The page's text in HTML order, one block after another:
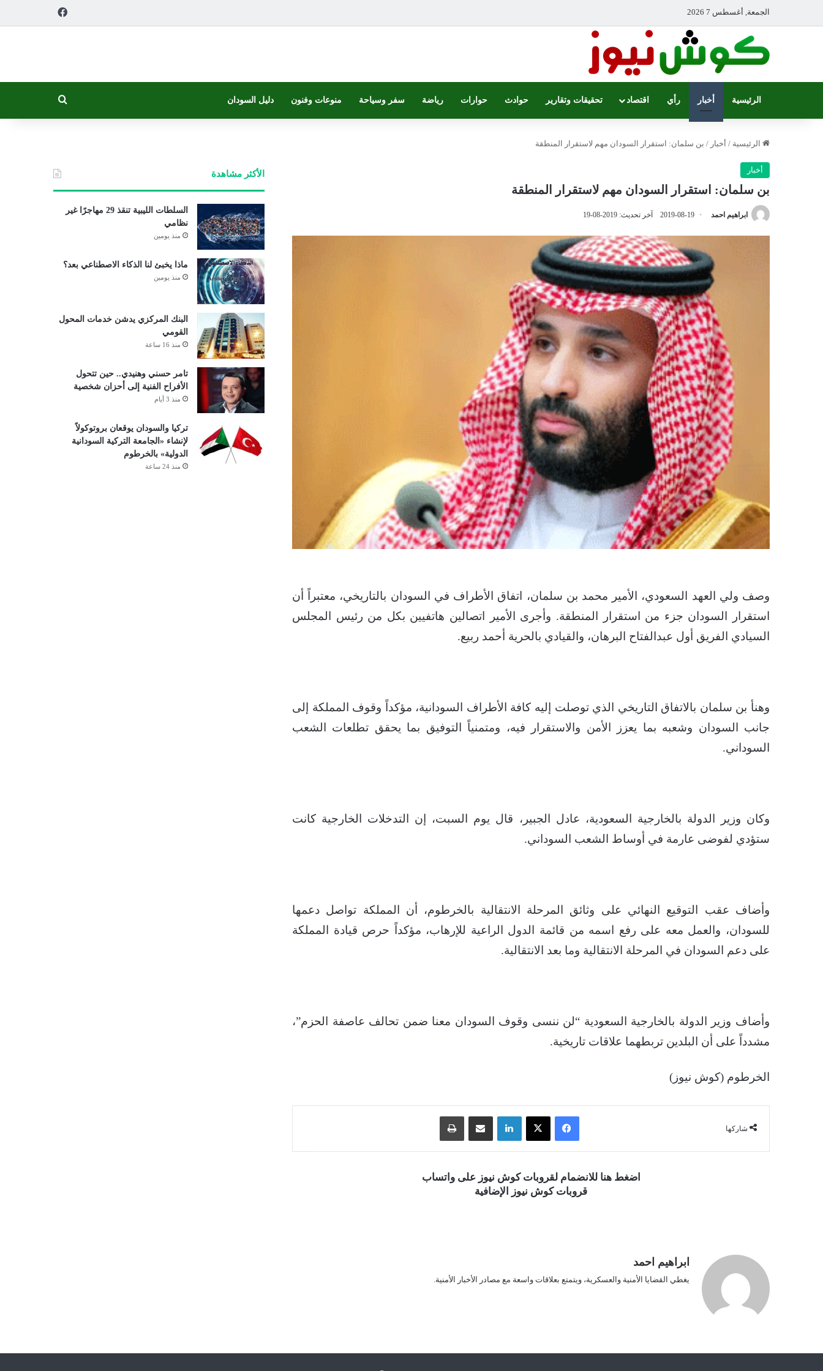
الجمعة, أغسطس 7 2026
الرئيسية أخبار رأي اقتصاد تحقيقات وتقارير حوادث حوارات رياضة سفر وسياحة منوعات وفنون دليل السودان
الرئيسية / أخبار / بن سلمان: استقرار السودان مهم لاستقرار المنطقة
أخبار
بن سلمان: استقرار السودان مهم لاستقرار المنطقة
ابراهيم احمد 2019-08-19 آخر تحديث: 2019-08-19
وصف ولي العهد السعودي، الأمير محمد بن سلمان، اتفاق الأطراف في السودان بالتاريخي، معتبراً أن
استقرار السودان جزء من استقرار المنطقة. وأجرى الأمير اتصالين هاتفيين بكل من رئيس المجلس
السيادي الفريق أول عبدالفتاح البرهان، والقيادي بالحرية أحمد ربيع.
وهنأ بن سلمان بالاتفاق التاريخي الذي توصلت إليه كافة الأطراف السودانية، مؤكداً وقوف المملكة إلى
جانب السودان وشعبه بما يعزز الأمن والاستقرار فيه، ومتمنياً التوفيق بما يحقق تطلعات الشعب
السوداني.
وكان وزير الدولة بالخارجية السعودية، عادل الجبير، قال يوم السبت، إن التدخلات الخارجية كانت
ستؤدي لفوضى عارمة في أوساط الشعب السوداني.
وأضاف عقب التوقيع النهائي على وثائق المرحلة الانتقالية بالخرطوم، أن المملكة تواصل دعمها
للسودان، والعمل معه على رفع اسمه من قائمة الدول الراعية للإرهاب، مؤكداً حرص قيادة المملكة
على دعم السودان في المرحلة الانتقالية وما بعد الانتقالية.
وأضاف وزير الدولة بالخارجية السعودية “لن ننسى وقوف السودان معنا ضمن تحالف عاصفة الحزم”،
مشدداً على أن البلدين تربطهما علاقات تاريخية.
الخرطوم (كوش نيوز)
شاركها
فيسبوك ‫X لينكدإن مشاركة عبر البريد
اضغط هنا للانضمام لقروبات كوش نيوز على واتساب
قروبات كوش نيوز الإضافية
ابراهيم احمد
يغطي القضايا الأمنية والعسكرية، ويتمتع بعلاقات واسعة مع مصادر الأخبار الأمنية.
الأكثر مشاهدة
السلطات الليبية تنقذ 29 مهاجرًا غير
نظامي
منذ يومين
ماذا يخبئ لنا الذكاء الاصطناعي بعد؟
منذ يومين
البنك المركزي يدشن خدمات المحول
القومي
منذ 16 ساعة
تامر حسني وهنيدي.. حين تتحول
الأفراح الفنية إلى أحزان شخصية
منذ 3 أيام
تركيا والسودان يوقعان بروتوكولاً
لإنشاء «الجامعة التركية السودانية
الدولية» بالخرطوم
منذ 24 ساعة